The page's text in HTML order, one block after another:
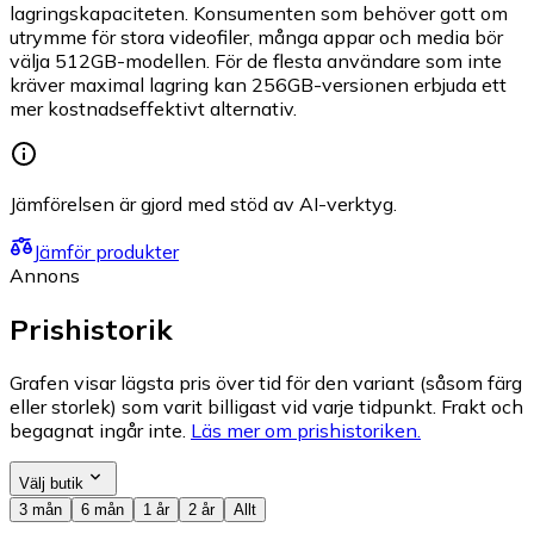
lagringskapaciteten. Konsumenten som behöver gott om
utrymme för stora videofiler, många appar och media bör
välja 512GB-modellen. För de flesta användare som inte
kräver maximal lagring kan 256GB-versionen erbjuda ett
mer kostnadseffektivt alternativ.
Jämförelsen är gjord med stöd av AI-verktyg.
Jämför produkter
Annons
Prishistorik
Grafen visar lägsta pris över tid för den variant (såsom färg
eller storlek) som varit billigast vid varje tidpunkt. Frakt och
begagnat ingår inte. Läs mer om prishistoriken.
Välj butik
3 mån
6 mån 1 år 2 år Allt